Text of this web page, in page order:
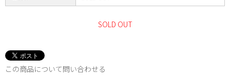
SOLD OUT
この商品について問い合わせる